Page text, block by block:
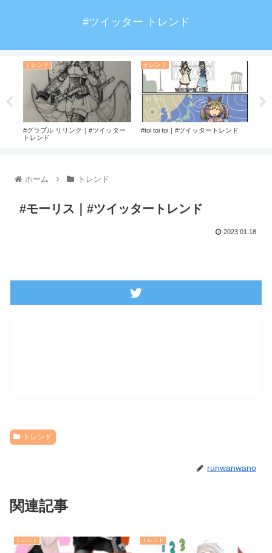
#ツイッター トレンド
トレンド
#グラブル リリンク｜#ツイッター
トレンド
トレンド
#toi toi toi｜#ツイッタートレンド
ホーム トレンド
#モーリス｜#ツイッタートレンド
2023.01.18
トレンド
runwanwano
関連記事
トレンド トレンド